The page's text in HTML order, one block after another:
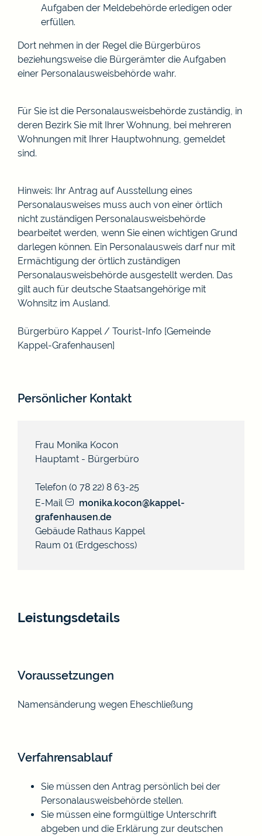
Aufgaben der Meldebehörde erledigen oder
erfüllen.
Dort nehmen in der Regel die Bürgerbüros
beziehungsweise die Bürgerämter die Aufgaben
einer Personalausweisbehörde wahr.
Für Sie ist die Personalausweisbehörde zuständig, in
deren Bezirk Sie mit Ihrer Wohnung, bei mehreren
Wohnungen mit Ihrer Hauptwohnung, gemeldet
sind.
Hinweis: Ihr Antrag auf Ausstellung eines
Personalausweises muss auch von einer örtlich
nicht zuständigen Personalausweisbehörde
bearbeitet werden, wenn Sie einen wichtigen Grund
darlegen können. Ein Personalausweis darf nur mit
Ermächtigung der örtlich zuständigen
Personalausweisbehörde ausgestellt werden. Das
gilt auch für deutsche Staatsangehörige mit
Wohnsitz im Ausland.
Bürgerbüro Kappel / Tourist-Info [Gemeinde
Kappel-Grafenhausen]
Persönlicher Kontakt
Frau Monika Kocon
Hauptamt - Bürgerbüro
Telefon (0 78 22) 8 63-25
E-Mail
monika.kocon@kappel-
grafenhausen.de
Gebäude Rathaus Kappel
Raum 01 (Erdgeschoss)
Leistungsdetails
Voraussetzungen
Namensänderung wegen Eheschließung
Verfahrensablauf
Sie müssen den Antrag persönlich bei der
Personalausweisbehörde stellen.
Sie müssen eine formgültige Unterschrift
abgeben und die Erklärung zur deutschen